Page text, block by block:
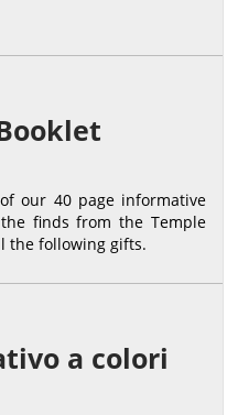
our 40 page informative
finds from the Temple
the following gifts.
a colori